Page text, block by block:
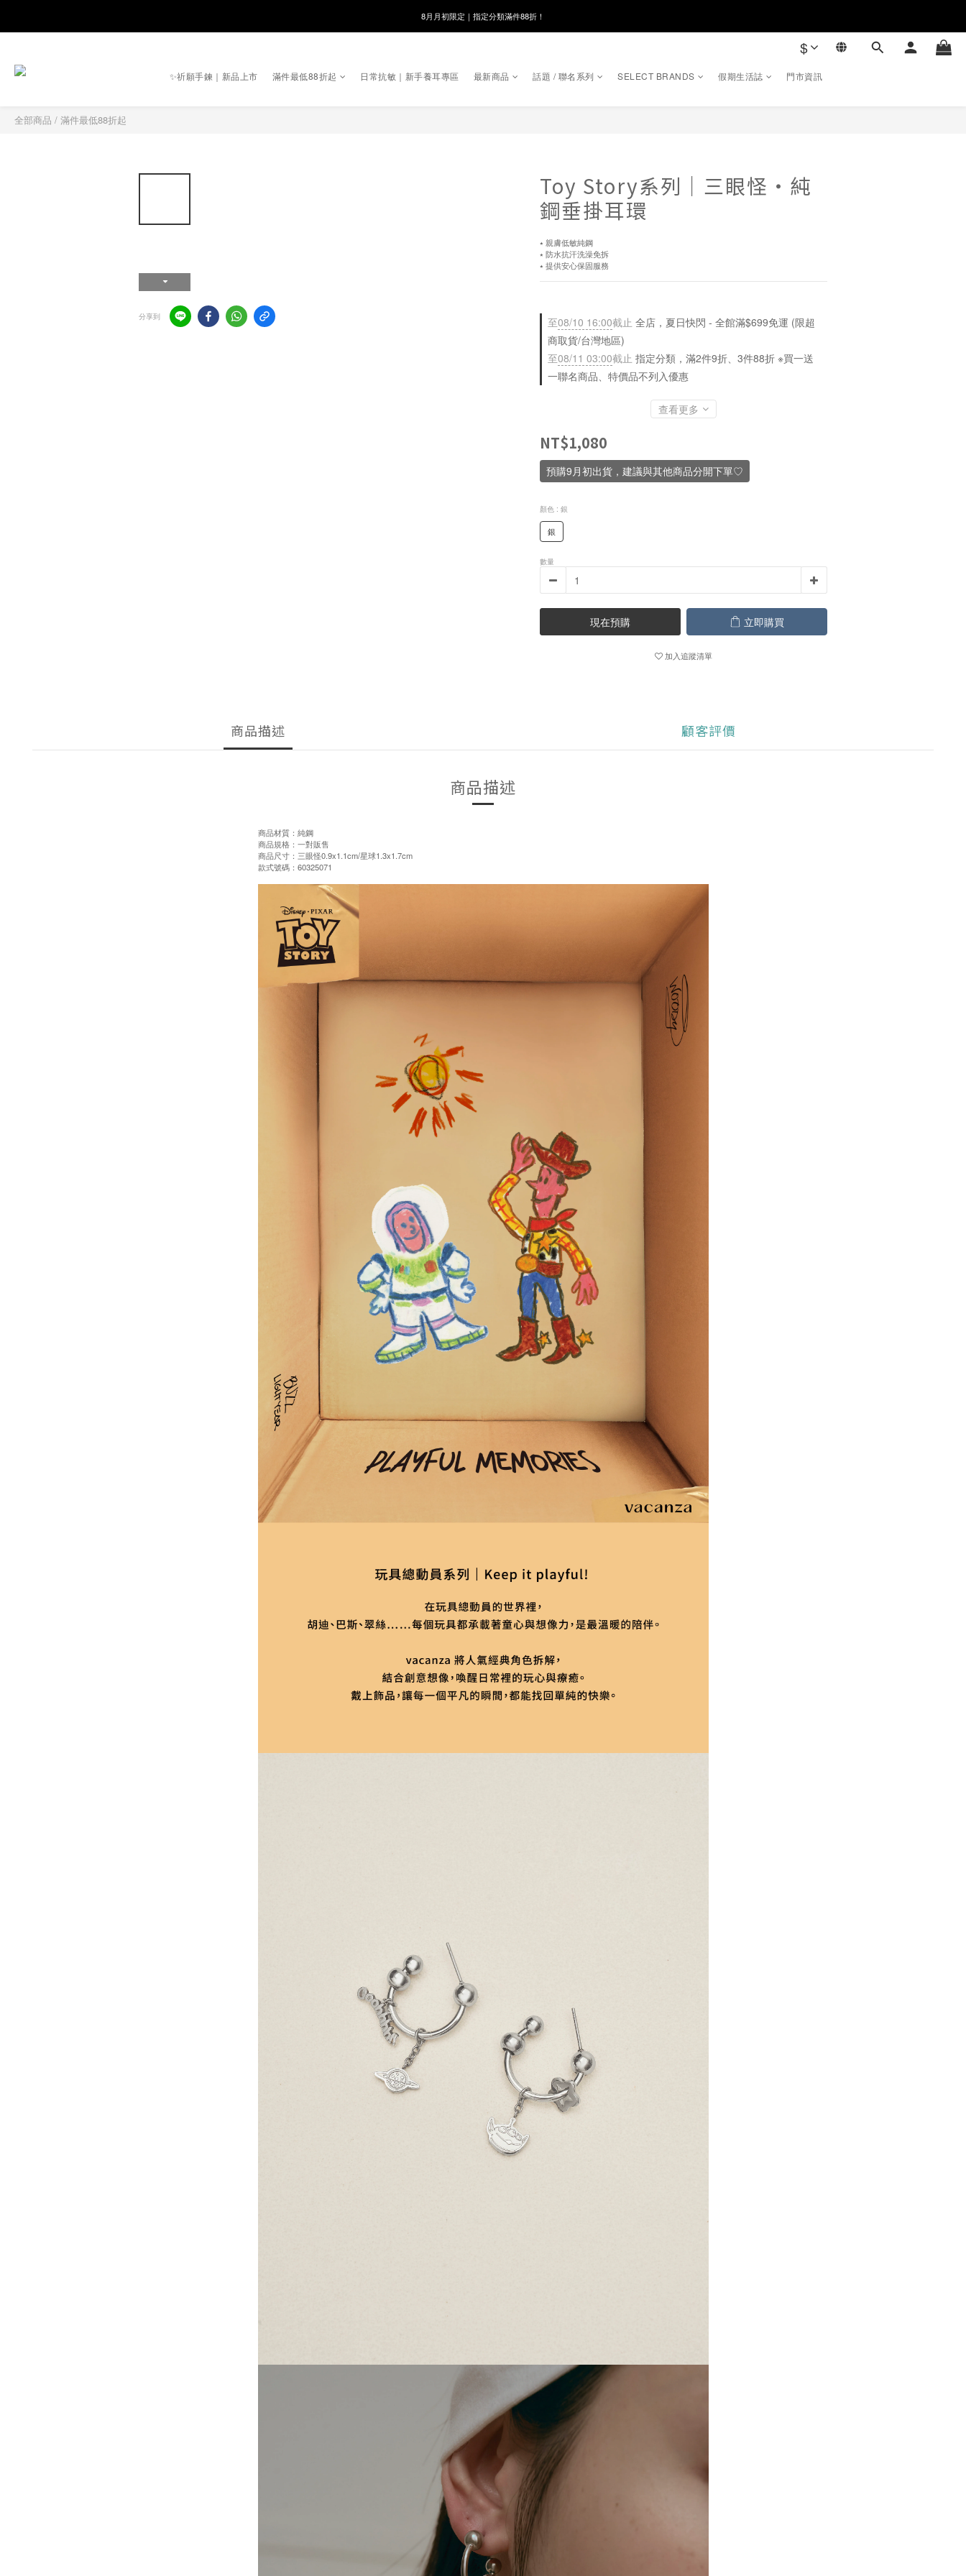
8月月初限定｜指定分類滿件88折！
線在，好事發生｜祈願新品 第2件享9折
8月月初限定｜指定分類滿件88折！
$
✨祈願手鍊｜新品上市 滿件最低88折起 日常抗敏｜新手養耳專區 最新商品 話題 / 聯名系列 SELECT BRANDS 假期生活誌 門市資訊
全部商品 / 滿件最低88折起
分享到
Toy Story系列｜三眼怪・純
鋼垂掛耳環
⭑ 親膚低敏純鋼
⭑ 防水抗汗洗澡免拆
⭑ 提供安心保固服務
至08/10 16:00截止 全店，夏日快閃 - 全館滿$699免運 (限超
商取貨/台灣地區)
至08/11 03:00截止 指定分類，滿2件9折、3件88折 ※買一送
一聯名商品、特價品不列入優惠
查看更多
NT$1,080
預購9月初出貨，建議與其他商品分開下單♡
顏色 : 銀
銀
數量
現在預購 立即購買
加入追蹤清單
商品描述 顧客評價
商品描述
商品材質：純鋼
商品規格：一對販售
商品尺寸：三眼怪0.9x1.1cm/星球1.3x1.7cm
款式號碼：60325071